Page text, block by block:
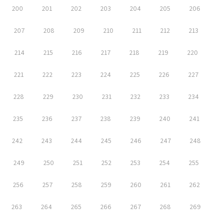
200 201 202 203 204 205 206
207 208 209 210 211 212 213
214 215 216 217 218 219 220
221 222 223 224 225 226 227
228 229 230 231 232 233 234
235 236 237 238 239 240 241
242 243 244 245 246 247 248
249 250 251 252 253 254 255
256 257 258 259 260 261 262
263 264 265 266 267 268 269